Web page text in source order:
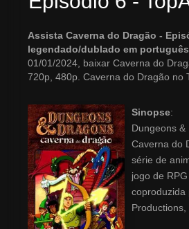
Assista Caverna do Dragão -
legendado/dublado em português
01/01/2024, baixar Caverna do
720p, 480p. Caverna do Dragão no
Sinopse:
Dungeons &
Caverna do
série de
jogo de
coproduzida
Productions,